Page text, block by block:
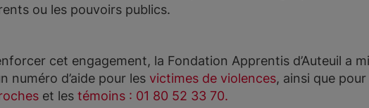
ou les pouvoirs publics.
cet engagement, la Fondation Apprentis d’Auteuil a
numéro d’aide pour les victimes de violences, ainsi que pour
et les témoins : 01 80 52 33 70.